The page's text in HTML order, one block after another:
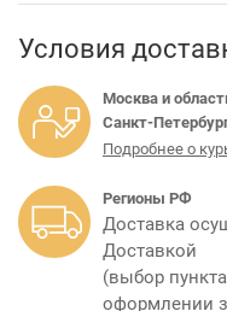
Условия
Москва и
Санкт-
Подробнее о
Регионы РФ
Доставка
Доставкой
(выбор
оформлении